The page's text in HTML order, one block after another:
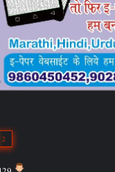
2